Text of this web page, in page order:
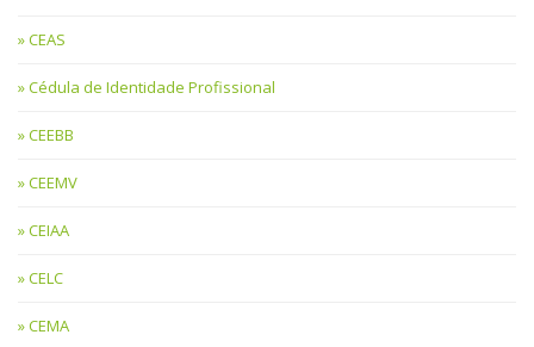
CEAS
Cédula de Identidade Profissional
CEEBB
CEEMV
CEIAA
CELC
CEMA